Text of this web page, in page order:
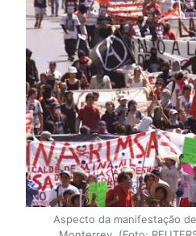
Aspecto da manifestação